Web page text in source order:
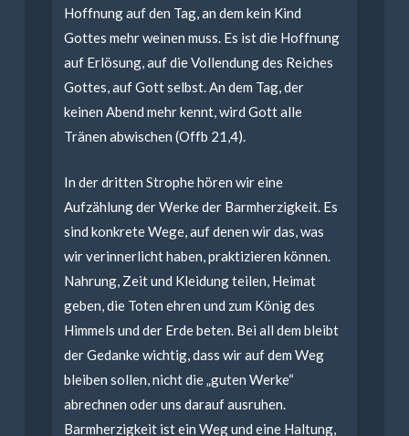
Hoffnung auf den Tag, an dem kein Kind
Gottes mehr weinen muss. Es ist die Hoffnung
auf Erlösung, auf die Vollendung des Reiches
Gottes, auf Gott selbst. An dem Tag, der
keinen Abend mehr kennt, wird Gott alle
Tränen abwischen (Offb 21,4).
In der dritten Strophe hören wir eine
Aufzählung der Werke der Barmherzigkeit. Es
sind konkrete Wege, auf denen wir das, was
wir verinnerlicht haben, praktizieren können.
Nahrung, Zeit und Kleidung teilen, Heimat
geben, die Toten ehren und zum König des
Himmels und der Erde beten. Bei all dem bleibt
der Gedanke wichtig, dass wir auf dem Weg
bleiben sollen, nicht die „guten Werke“
abrechnen oder uns darauf ausruhen.
Barmherzigkeit ist ein Weg und eine Haltung,